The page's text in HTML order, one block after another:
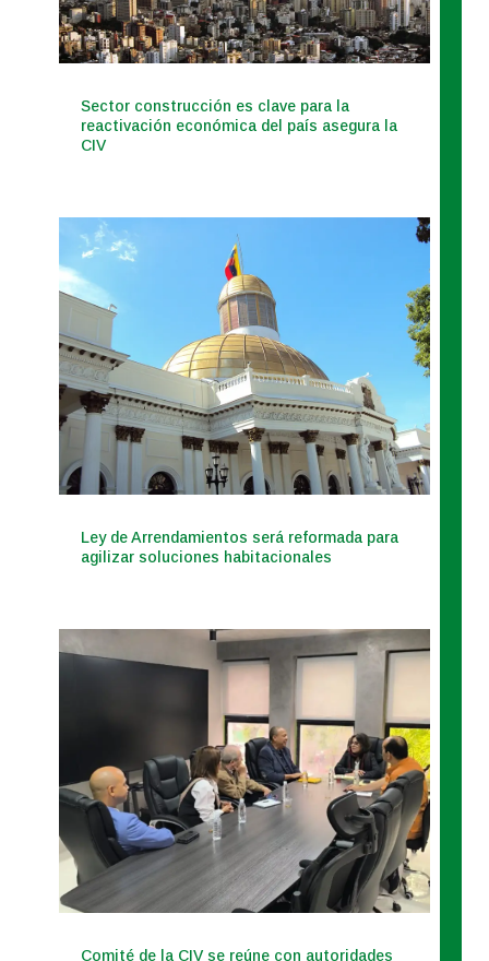
Sector construcción es clave para la
reactivación económica del país asegura la
CIV
Ley de Arrendamientos será reformada para
agilizar soluciones habitacionales
Comité de la CIV se reúne con autoridades